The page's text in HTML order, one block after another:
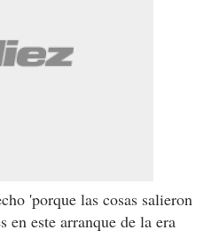
'porque las cosas salieron
en este arranque de la era